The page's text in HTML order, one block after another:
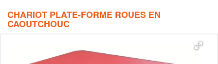
CHARIOT PLATE-FORME ROUES EN
CAOUTCHOUC